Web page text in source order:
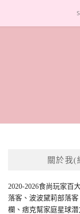
關於我(
2020-2026食尚玩家百
落客、波波黛莉部落
欄、痞克幫家庭星球